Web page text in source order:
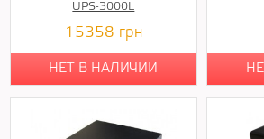
UPS-3000L
15358 грн
НЕТ В НАЛИЧИИ